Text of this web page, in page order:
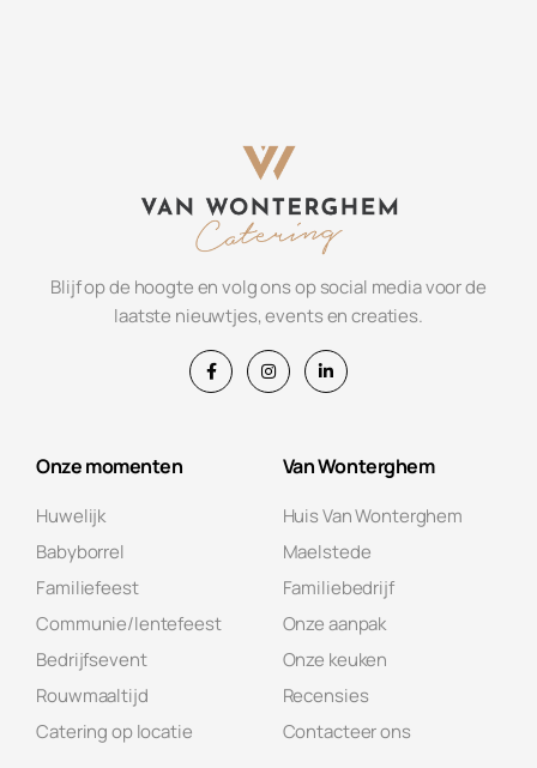
Blijf op de hoogte en volg ons op social media voor de
laatste nieuwtjes, events en creaties.
Onze momenten
Huwelijk
Babyborrel
Familiefeest
Communie/lentefeest
Bedrijfsevent
Rouwmaaltijd
Catering op locatie
Van Wonterghem
Huis Van Wonterghem
Maelstede
Familiebedrijf
Onze aanpak
Onze keuken
Recensies
Contacteer ons